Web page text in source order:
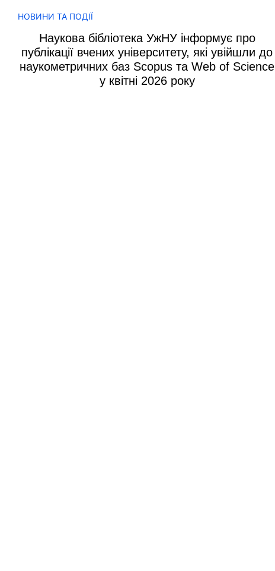
НОВИНИ ТА ПОДІЇ
Наукова бібліотека УжНУ інформує про
публікації вчених університету, які увійшли до
наукометричних баз Scopus та Web of Science
у квітні 2026 року